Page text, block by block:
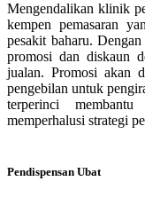
Mengendalikan klinik
kempen pemasaran
pesakit baharu.
promosi dan diskaun
jualan. Promosi akan
pengebilan untuk
terperinci
memperhalusi strategi
Pendispensan Ubat